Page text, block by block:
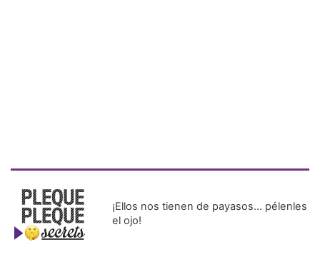
¡Ellos nos tienen de payasos… pélenles
el ojo!